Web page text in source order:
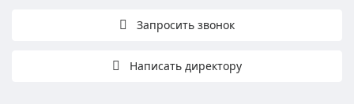
Запросить звонок
Написать директору